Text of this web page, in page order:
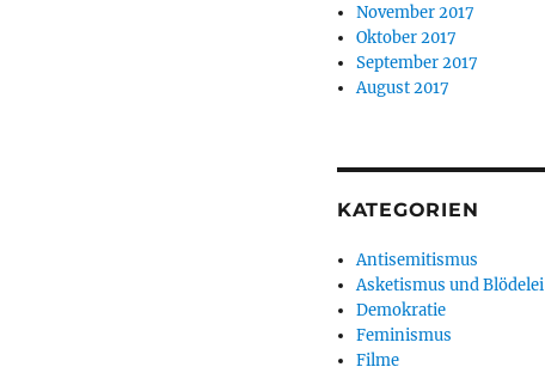
November 2017
Oktober 2017
September 2017
August 2017
KATEGORIEN
Antisemitismus
Asketismus und Blödelei
Demokratie
Feminismus
Filme